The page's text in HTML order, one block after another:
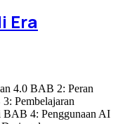
Era
4.0 BAB 2: Peran
Pembelajaran
BAB 4: Penggunaan AI